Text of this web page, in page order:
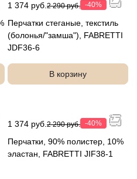
1 374 руб. 2 290 руб. -40%
Перчатки стеганые, текстиль
(болонья/"замша"), FABRETTI
JDF36-6
В корзину
1 374 руб. 2 290 руб. -40%
Перчатки, 90% полистер, 10%
эластан, FABRETTI JIF38-1